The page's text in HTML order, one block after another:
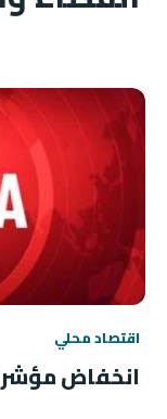
اقتصاد محلي
انخفاض مؤشر BIST 100 في بورصة إسطنبول